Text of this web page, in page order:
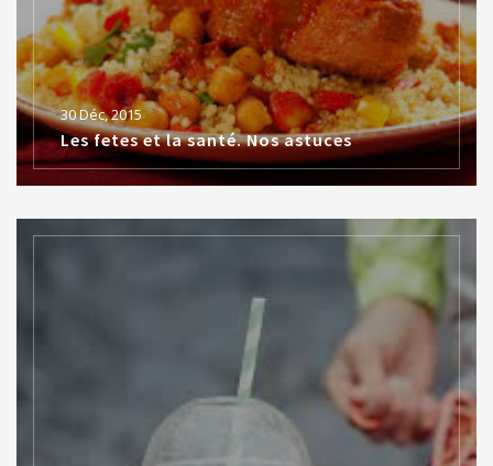
30 Déc, 2015
Les fetes et la santé. Nos astuces